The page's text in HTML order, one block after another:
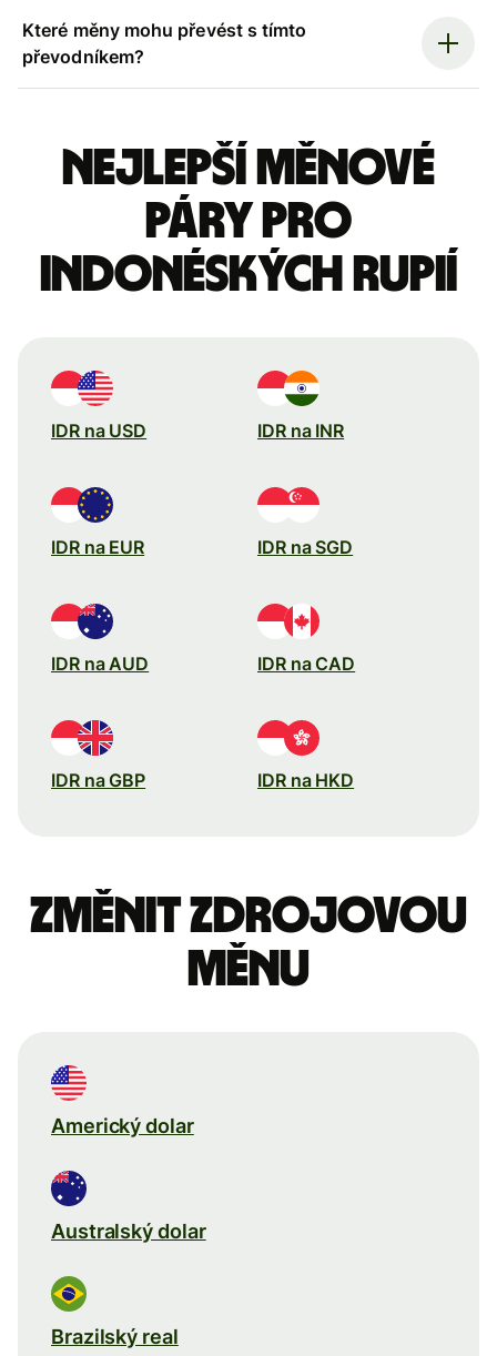
Které měny mohu převést s tímto
převodníkem?
Nejlepší měnové
páry pro
indonéských rupií
IDR na USD IDR na INR
IDR na EUR IDR na SGD
IDR na AUD IDR na CAD
IDR na GBP IDR na HKD
Změnit zdrojovou
měnu
Americký dolar
Australský dolar
Brazilský real